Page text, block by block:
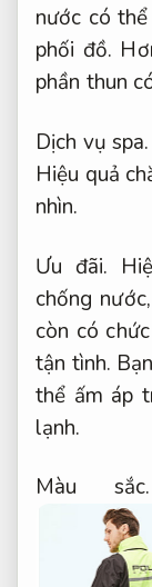
nước có
phối đồ.
phần thun
Dịch vụ spa.
Hiệu quả
nhìn.
Ưu đãi.
chống nước,
còn có
tận tình.
thể ấm áp
lạnh.
Màu sắc.